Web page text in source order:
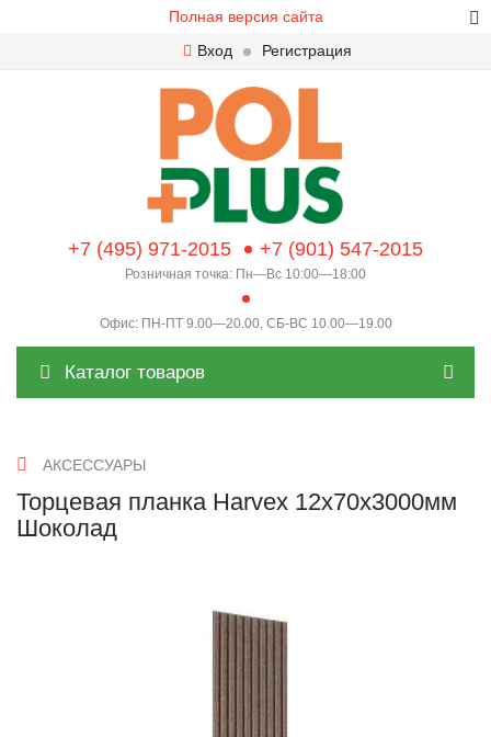
Полная версия сайта
Вход
Регистрация
+7 (495) 971-2015 +7 (901) 547-2015
Розничная точка: Пн—Вс 10:00—18:00
Офис: ПН-ПТ 9.00—20.00, СБ-ВС 10.00—19.00
Каталог товаров
АКСЕССУАРЫ
Торцевая планка Harvex 12х70х3000мм
Шоколад